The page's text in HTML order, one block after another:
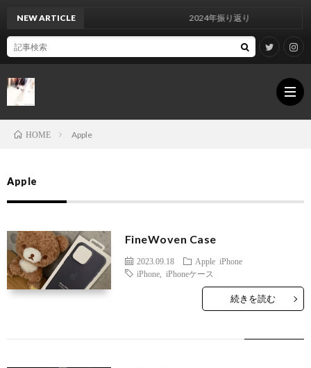
NEW ARTICLE 2024年振り返り
HOME Apple
Apple
FineWoven Case
2023.09.18 Apple iPhone
iPhone, iPhoneケース
続きを読む